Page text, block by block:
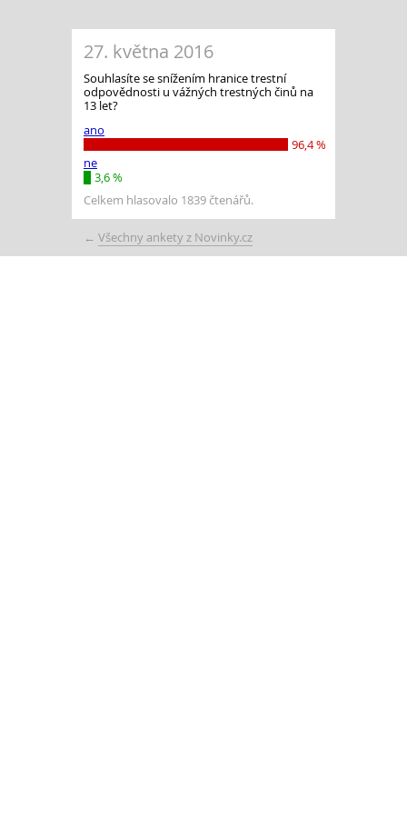
27. května 2016
Souhlasíte se snížením hranice trestní
odpovědnosti u vážných trestných činů na
13 let?
ano
96,4 %
ne
3,6 %
Celkem hlasovalo 1839 čtenářů.
← Všechny ankety z Novinky.cz